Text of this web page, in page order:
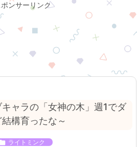
ポンサーリンク
キャラの「女神の木」週1でダ
構育ったな～
ライトミンク